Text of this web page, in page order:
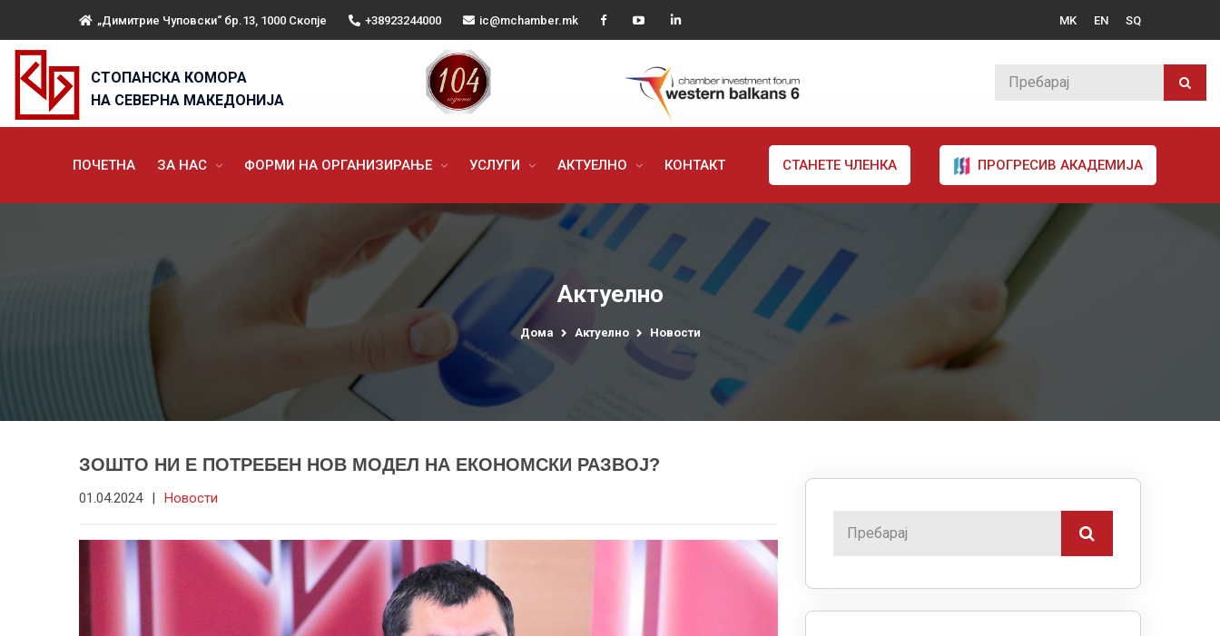
„Димитрие Чуповски“ бр.13, 1000 Скопје +38923244000 ic@mchamber.mk MK EN SQ
СТОПАНСКА КОМОРА
НА СЕВЕРНА МАКЕДОНИЈА
ПОЧЕТНА ЗА НАС ФОРМИ НА ОРГАНИЗИРАЊЕ УСЛУГИ АКТУЕЛНО КОНТАКТ СТАНЕТЕ ЧЛЕНКА ПРОГРЕСИВ АКАДЕМИЈА
Актуелно
Дома Актуелно Новости
ЗОШТО НИ Е ПОТРЕБЕН НОВ МОДЕЛ НА ЕКОНОМСКИ РАЗВОЈ?
01.04.2024 | Новости